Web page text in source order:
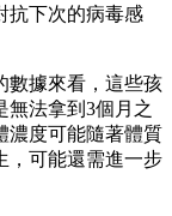
抗下次的病毒感
數據來看，這些孩
無法拿到3個月之
濃度可能隨著體質
，可能還需進一步